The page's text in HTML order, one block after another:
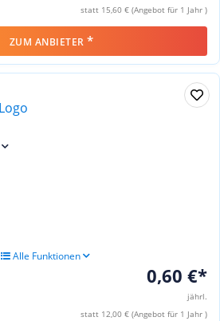
statt 15,60 € (Angebot für 1 Jahr )
ZUM ANBIETER *
Alle Funktionen
0,60 €*
jährl.
statt 12,00 € (Angebot für 1 Jahr )